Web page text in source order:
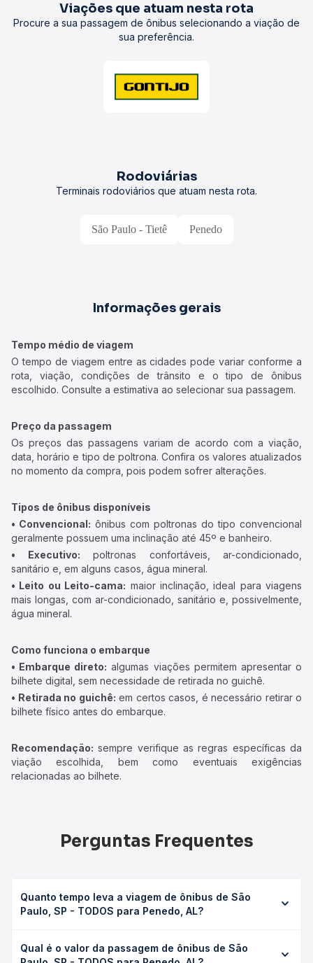
Viações que atuam nesta rota
Procure a sua passagem de ônibus selecionando a viação de
sua preferência.
Rodoviárias
Terminais rodoviários que atuam nesta rota.
São Paulo - Tietê Penedo
Informações gerais
Tempo médio de viagem
O tempo de viagem entre as cidades pode variar conforme a
rota, viação, condições de trânsito e o tipo de ônibus
escolhido. Consulte a estimativa ao selecionar sua passagem.
Preço da passagem
Os preços das passagens variam de acordo com a viação,
data, horário e tipo de poltrona. Confira os valores atualizados
no momento da compra, pois podem sofrer alterações.
Tipos de ônibus disponíveis
• Convencional: ônibus com poltronas do tipo convencional
geralmente possuem uma inclinação até 45º e banheiro.
• Executivo: poltronas confortáveis, ar-condicionado,
sanitário e, em alguns casos, água mineral.
• Leito ou Leito-cama: maior inclinação, ideal para viagens
mais longas, com ar-condicionado, sanitário e, possivelmente,
água mineral.
Como funciona o embarque
• Embarque direto: algumas viações permitem apresentar o
bilhete digital, sem necessidade de retirada no guichê.
• Retirada no guichê: em certos casos, é necessário retirar o
bilhete físico antes do embarque.
Recomendação: sempre verifique as regras específicas da
viação escolhida, bem como eventuais exigências
relacionadas ao bilhete.
Perguntas Frequentes
Quanto tempo leva a viagem de ônibus de São
Paulo, SP - TODOS para Penedo, AL?
Penedo, AL leva em média 45h 7min, podendo variar
Qual é o valor da passagem de ônibus de São